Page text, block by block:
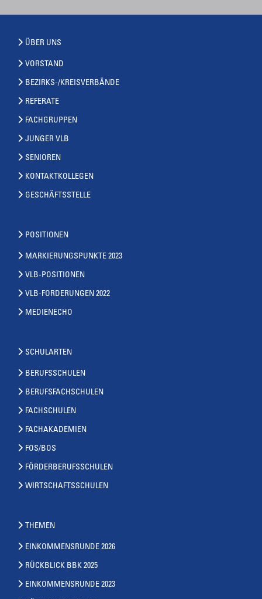
ÜBER UNS
VORSTAND
BEZIRKS-/KREISVERBÄNDE
REFERATE
FACHGRUPPEN
JUNGER VLB
SENIOREN
KONTAKTKOLLEGEN
GESCHÄFTSSTELLE
POSITIONEN
MARKIERUNGSPUNKTE 2023
VLB-POSITIONEN
VLB-FORDERUNGEN 2022
MEDIENECHO
SCHULARTEN
BERUFSSCHULEN
BERUFSFACHSCHULEN
FACHSCHULEN
FACHAKADEMIEN
FOS/BOS
FÖRDERBERUFSSCHULEN
WIRTSCHAFTSSCHULEN
THEMEN
EINKOMMENSRUNDE 2026
RÜCKBLICK BBK 2025
EINKOMMENSRUNDE 2023